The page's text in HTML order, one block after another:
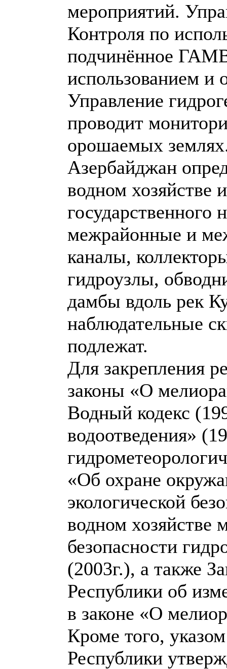
мероприятий.
Контроля по
подчинённое
использованием и
Управление
проводит
орошаемых
Азербайджан
водном хозяйстве
государственного
межрайонные и
каналы,
гидроузлы,
дамбы вдоль рек
наблюдательные
подлежат.
Для закрепления
законы «О
Водный кодекс
водоотведения»
«Об охране
экологической
водном хозяйстве
безопасности
(2003г.), а также
Республики об
в законе «О
Кроме того,
Республики